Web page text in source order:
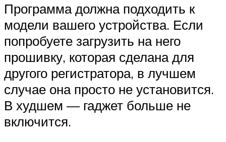
Программа должна подходить к
модели вашего устройства. Если
попробуете загрузить на него
прошивку, которая сделана для
другого регистратора, в лучшем
случае она просто не установится.
В худшем — гаджет больше не
включится.